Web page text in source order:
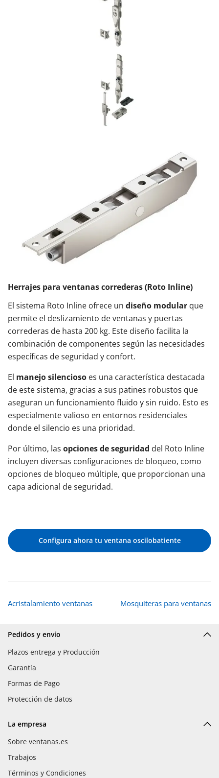
Herrajes para ventanas correderas (Roto Inline)
El sistema Roto Inline ofrece un diseño modular que
permite el deslizamiento de ventanas y puertas
correderas de hasta 200 kg. Este diseño facilita la
combinación de componentes según las necesidades
específicas de seguridad y confort.
El manejo silencioso es una característica destacada
de este sistema, gracias a sus patines robustos que
aseguran un funcionamiento fluido y sin ruido. Esto es
especialmente valioso en entornos residenciales
donde el silencio es una prioridad.
Por último, las opciones de seguridad del Roto Inline
incluyen diversas configuraciones de bloqueo, como
opciones de bloqueo múltiple, que proporcionan una
capa adicional de seguridad.
Configura ahora tu ventana oscilobatiente
Acristalamiento ventanas Mosquiteras para ventanas
Pedidos y envío
Plazos entrega y Producción
Garantía
Formas de Pago
Protección de datos
La empresa
Sobre ventanas.es
Trabajos
Términos y Condiciones